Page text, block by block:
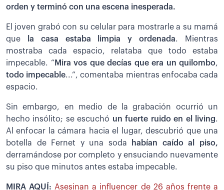
orden y terminó con una escena inesperada.
El joven grabó con su celular para mostrarle a su mamá
que
la casa estaba limpia y ordenada. Mientras
mostraba cada espacio, relataba que todo estaba
impecable. “ Mira vos que decías que era un quilombo,
todo impecable...”, comentaba mientras enfocaba cada
espacio.
Sin embargo, en medio de la grabación ocurrió un
hecho insólito; se escuchó un fuerte ruido en el living.
Al enfocar la cámara hacia el lugar, descubrió que una
botella de Fernet y una soda habían caído al piso,
derramándose por completo y ensuciando nuevamente
su piso que minutos antes estaba impecable.
MIRA AQUÍ: Asesinan a influencer de 26 años frente a